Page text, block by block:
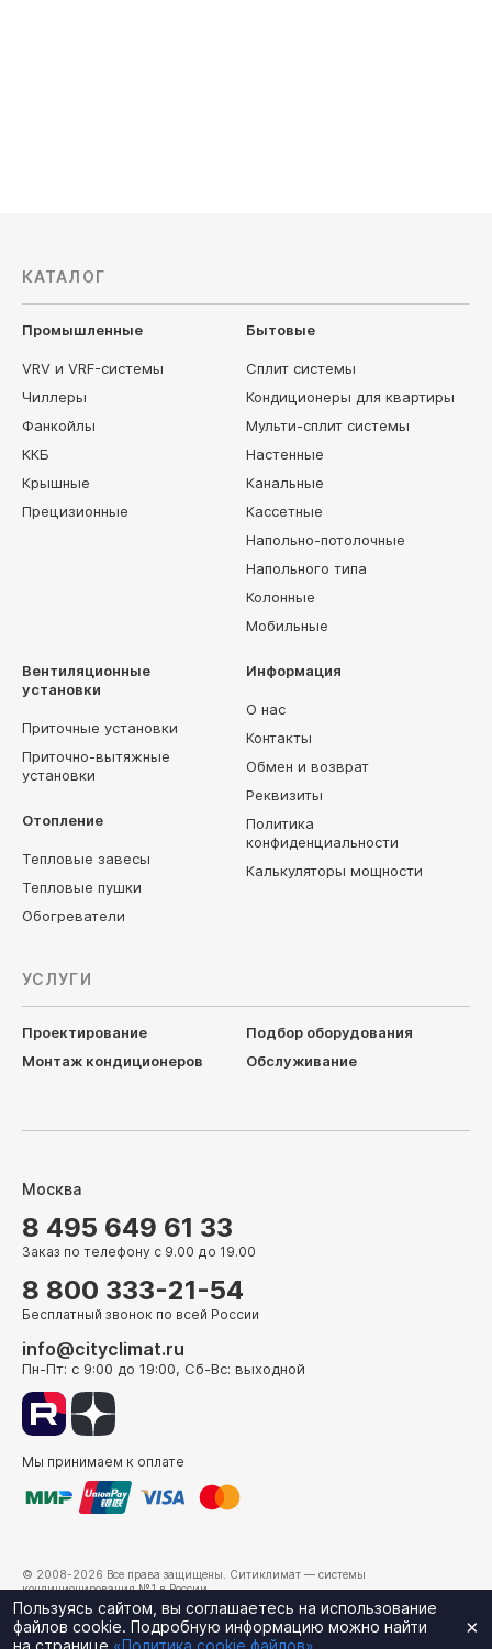
КАТАЛОГ
Промышленные
VRV и VRF-системы
Чиллеры
Фанкойлы
ККБ
Крышные
Прецизионные
Бытовые
Сплит системы
Кондиционеры для квартиры
Мульти-сплит системы
Настенные
Канальные
Кассетные
Напольно-потолочные
Напольного типа
Колонные
Мобильные
Вентиляционные
установки
Приточные установки
Приточно-вытяжные
установки
Отопление
Тепловые завесы
Тепловые пушки
Обогреватели
Информация
О нас
Контакты
Обмен и возврат
Реквизиты
Политика
конфиденциальности
Калькуляторы мощности
УСЛУГИ
Проектирование
Подбор оборудования
Монтаж кондиционеров
Обслуживание
Москва
8 495 649 61 33
Заказ по телефону с 9.00 до 19.00
8 800 333-21-54
Бесплатный звонок по всей России
info@cityclimat.ru
Пн-Пт: с 9:00 до 19:00, Сб-Вс: выходной
Мы принимаем к оплате
© 2008-2026 Все права защищены. Ситиклимат — системы
кондиционирования №1 в России.
г. Москва, ул. Электрозаводская, д. 24
×
Пользуясь сайтом, вы соглашаетесь на использование
файлов cookie. Подробную информацию можно найти
на странице «Политика cookie файлов»